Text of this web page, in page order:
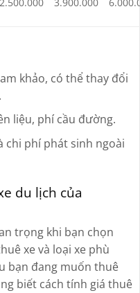
khảo, có thể thay đổi
liệu, phí cầu đường.
chi phí phát sinh ngoài
du lịch của
trọng khi bạn chọn
xe và loại xe phù
bạn đang muốn thuê
biết cách tính giá thuê